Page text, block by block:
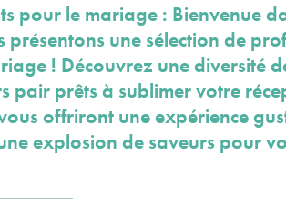
pour le mariage : Bienvenue
une sélection de
! Découvrez une diversité
pair prêts à sublimer votre
offriront une expérience
explosion de saveurs pour